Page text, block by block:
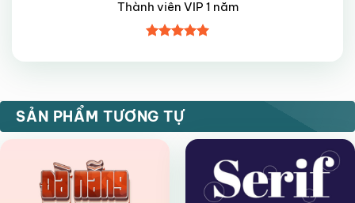
Thành viên VIP 1 năm
hạng55
SẢN PHẨM TƯƠNG TỰ
FREE